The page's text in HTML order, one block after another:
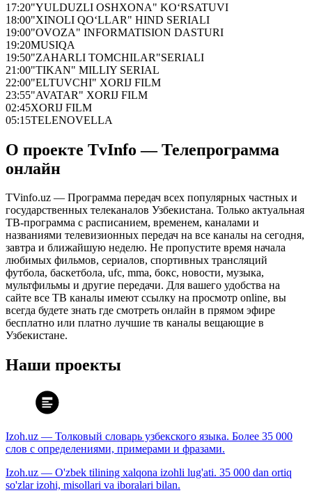
17:20"YULDUZLI OSHXONA" KO‘RSATUVI
18:00"XINOLI QO‘LLAR" HIND SERIALI
19:00"OVOZA" INFORMATISION DASTURI
19:20MUSIQA
19:50"ZAHARLI TOMCHILAR"SERIALI
21:00"TIKAN" MILLIY SERIAL
22:00"ELTUVCHI" XORIJ FILM
23:55"AVATAR" XORIJ FILM
02:45XORIJ FILM
05:15TELENOVELLA
О проекте TvInfo — Телепрограмма
онлайн
TVinfo.uz — Программа передач всех популярных частных и
государственных телеканалов Узбекистана. Только актуальная
ТВ-программа с расписанием, временем, каналами и
названиями телевизионных передач на все каналы на сегодня,
завтра и ближайшую неделю. Не пропустите время начала
любимых фильмов, сериалов, спортивных трансляций
футбола, баскетбола, ufc, mma, бокс, новости, музыка,
мультфильмы и другие передачи. Для вашего удобства на
сайте все ТВ каналы имеют ссылку на просмотр online, вы
всегда будете знать где смотреть онлайн в прямом эфире
бесплатно или платно лучшие тв каналы вещающие в
Узбекистане.
Наши проекты
Izoh.uz — Толковый словарь узбекского языка. Более 35 000
слов с определениями, примерами и фразами.
Izoh.uz — O'zbek tilining xalqona izohli lug'ati. 35 000 dan ortiq
so'zlar izohi, misollari va iboralari bilan.